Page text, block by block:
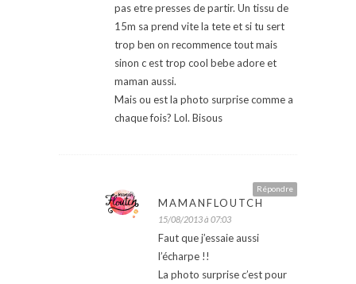
pas etre presses de partir. Un tissu de
15m sa prend vite la tete et si tu sert
trop ben on recommence tout mais
sinon c est trop cool bebe adore et
maman aussi.
Mais ou est la photo surprise comme a
chaque fois? Lol. Bisous
Répondre
MAMANFLOUTCH
15/08/2013 à 07:03
Faut que j’essaie aussi
l’écharpe !!
La photo surprise c’est pour